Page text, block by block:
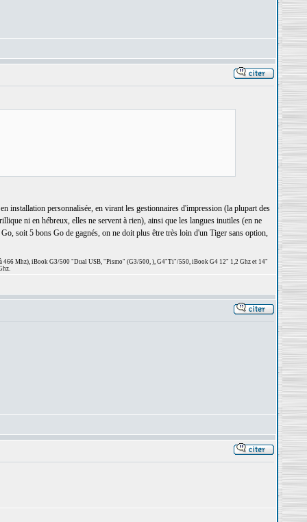
installation personnalisée, en virant les gestionnaires d'impression (la plupart des
ni en hébreux, elles ne servent à rien), ainsi que les langues inutiles (en ne
soit 5 bons Go de gagnés, on ne doit plus être très loin d'un Tiger sans option,
466 Mhz), iBook G3/500 "Dual USB, "Pismo" (G3/500, ), G4"Ti"/550, iBook G4 12" 1,2 Ghz et 14"